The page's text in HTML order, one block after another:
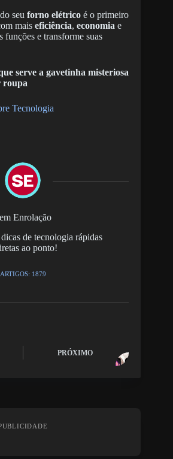
seu forno elétrico é o primeiro
mais eficiência, economia e
funções e transforme suas
serve a gavetinha misteriosa
roupa
Tecnologia
Enrolação
de tecnologia rápidas
ao ponto!
ARTIGOS: 1879
PRÓXIMO